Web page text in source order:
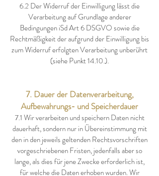
6.2 Der Widerruf der Einwilligung lässt die
Verarbeitung auf Grundlage anderer
Bedingungen iSd Art 6 DSGVO sowie die
Rechtmäßigkeit der aufgrund der Einwilligung bis
zum Widerruf erfolgten Verarbeitung unberührt
(siehe Punkt 14.10.).
7. Dauer der Datenverarbeitung,
Aufbewahrungs- und Speicherdauer
7.1 Wir verarbeiten und speichern Daten nicht
dauerhaft, sondern nur in Übereinstimmung mit
den in den jeweils geltenden Rechtsvorschriften
vorgeschriebenen Fristen, jedenfalls aber so
lange, als dies für jene Zwecke erforderlich ist,
für welche die Daten erhoben wurden. Wir